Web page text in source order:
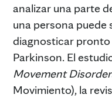
analizar una parte
una persona puede
diagnosticar
Parkinson. El
Movement
Movimiento), la